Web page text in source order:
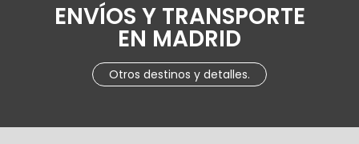
ENVÍOS Y TRANSPORTE
EN MADRID
Otros destinos y detalles.